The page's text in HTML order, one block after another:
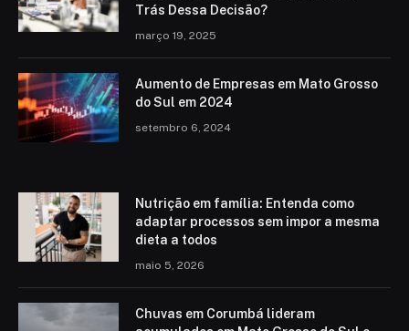
Trás Dessa Decisão?
março 19, 2025
Aumento de Empresas em Mato Grosso
do Sul em 2024
setembro 6, 2024
Nutrição em família: Entenda como
adaptar processos sem impor a mesma
dieta a todos
maio 5, 2026
Chuvas em Corumbá lideram